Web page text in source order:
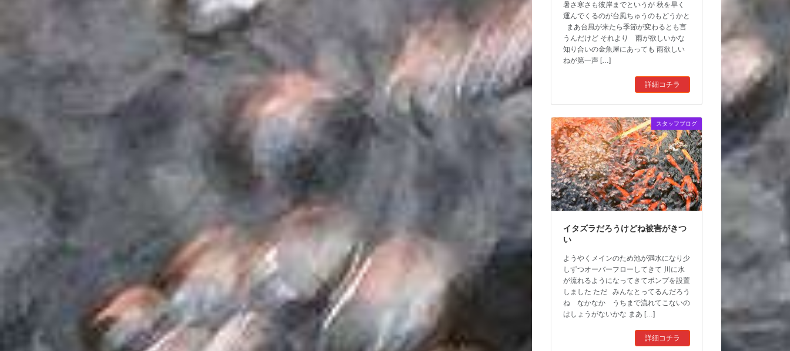
暑さ寒さも彼岸までというが 秋を早く
運んでくるのが台風ちゅうのもどうかと
まあ台風が来たら季節が変わるとも言
うんだけど それより 雨が欲しいかな
知り合いの金魚屋にあっても 雨欲しい
ねが第一声 […]
詳細コチラ
スタッフブログ
イタズラだろうけどね被害がきつ
い
ようやくメインのため池が満水になり少
しずつオーバーフローしてきて 川に水
が流れるようになってきてポンプを設置
しました ただ みんなとってるんだろう
ね なかなか うちまで流れてこないの
はしょうがないかな まあ […]
詳細コチラ